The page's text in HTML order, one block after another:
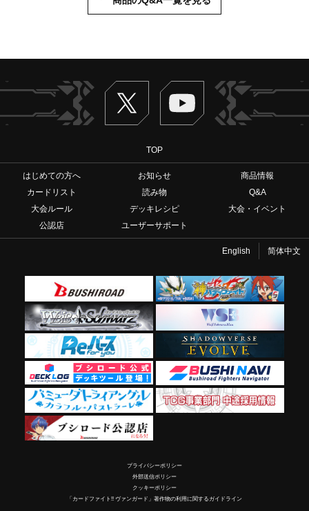
Twitter ヴァンガードch
TOP
はじめての方へ お知らせ
商品情報
カードリスト
読み物
Q&A
大会ルール
デッキレシピ
大会・イベント
公認店
ユーザーサポート
English 简体中文
プライバシーポリシー
外部送信ポリシー
クッキーポリシー
「カードファイト!! ヴァンガード」著作物の利用に関するガイドライン